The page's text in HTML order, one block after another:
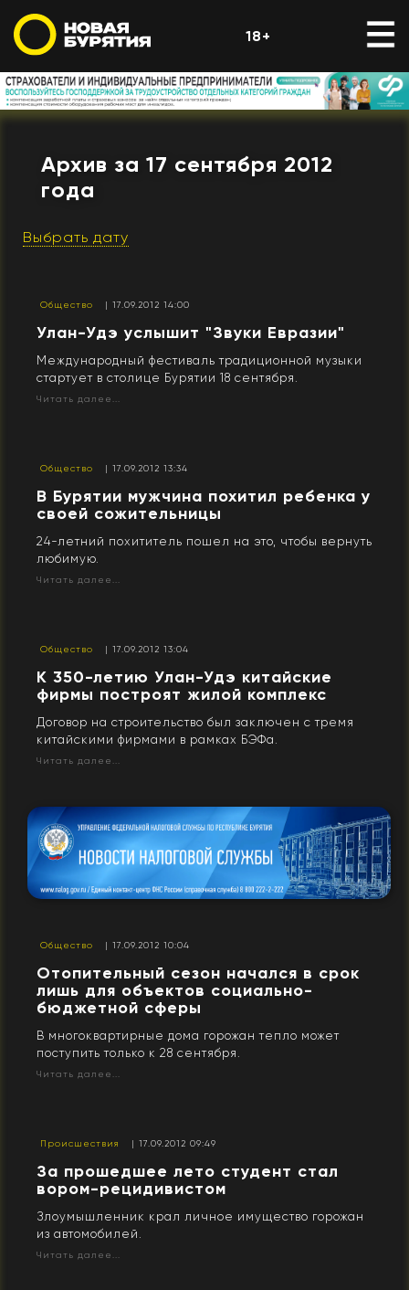
18+
Архив за 17 сентября 2012
года
Выбрать дату
Общество | 17.09.2012 14:00
Улан-Удэ услышит "Звуки Евразии"
Международный фестиваль традиционной музыки
стартует в столице Бурятии 18 сентября.
Читать далее...
Общество | 17.09.2012 13:34
В Бурятии мужчина похитил ребенка у
своей сожительницы
24-летний похититель пошел на это, чтобы вернуть
любимую.
Читать далее...
Общество | 17.09.2012 13:04
К 350-летию Улан-Удэ китайские
фирмы построят жилой комплекс
Договор на строительство был заключен с тремя
китайскими фирмами в рамках БЭФа.
Читать далее...
Общество | 17.09.2012 10:04
Отопительный сезон начался в срок
лишь для объектов социально-
бюджетной сферы
В многоквартирные дома горожан тепло может
поступить только к 28 сентября.
Читать далее...
Происшествия | 17.09.2012 09:49
За прошедшее лето студент стал
вором-рецидивистом
Злоумышленник крал личное имущество горожан
из автомобилей.
Читать далее...